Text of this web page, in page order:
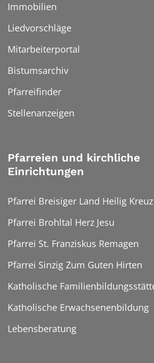
Immobilien
Liedvorschläge
Mitarbeiterportal
Bistumsarchiv
Pfarreifinder
Stellenanzeigen
Pfarreien und kirchliche
Einrichtungen
Pfarrei Breisiger Land Heilig Kreuz
Pfarrei Brohltal Herz Jesu
Pfarrei St. Franziskus Remagen
Pfarrei Sinzig Zum Guten Hirten
Katholische
Katholische Erwachsenenbildung
Lebensberatung